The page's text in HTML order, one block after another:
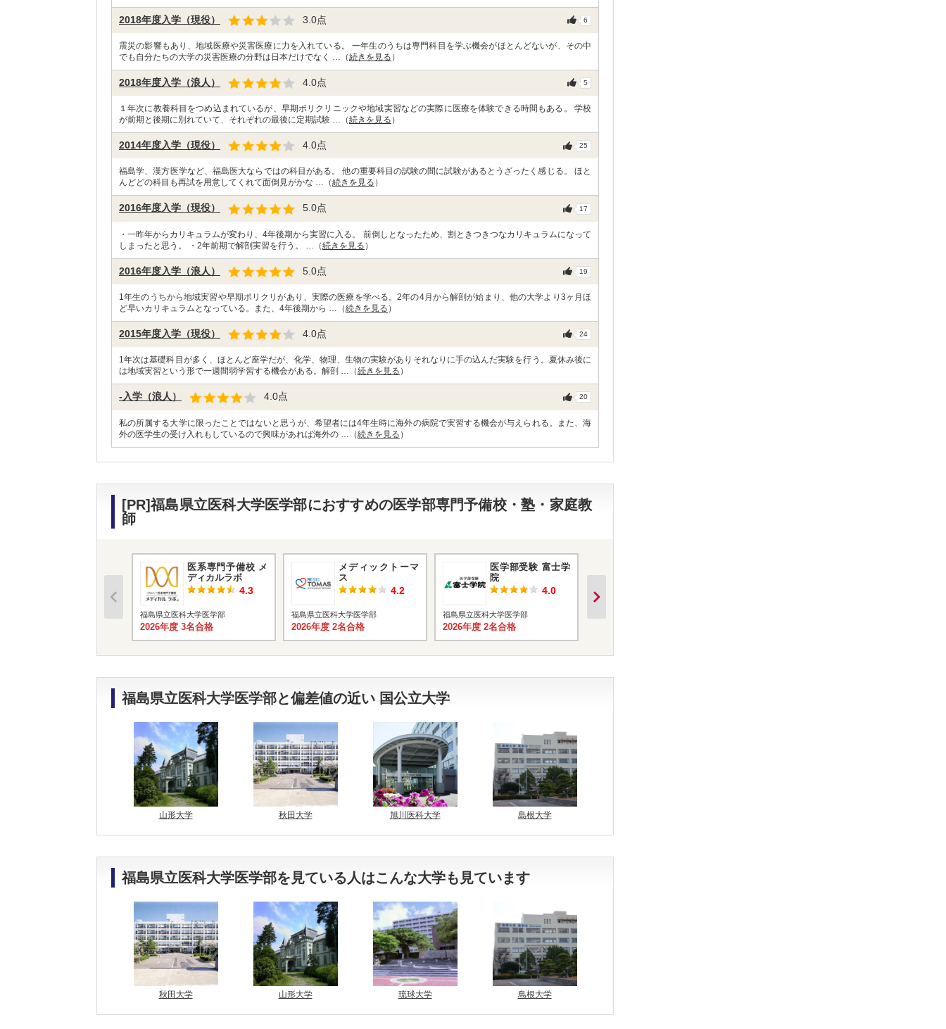
2018年度入学（現役） 3.0点 6
震災の影響もあり、地域医療や災害医療に力を入れている。 一年生のうちは専門科目を学ぶ機会がほとんどないが、その中
でも自分たちの大学の災害医療の分野は日本だけでなく …（続きを見る ）
2018年度入学（浪人） 4.0点 5
１年次に教養科目をつめ込まれているが、早期ポリクリニックや地域実習などの実際に医療を体験できる時間もある。 学校
が前期と後期に別れていて、それぞれの最後に定期試験 …（続きを見る ）
2014年度入学（現役） 4.0点 25
福島学、漢方医学など、福島医大ならではの科目がある。 他の重要科目の試験の間に試験があるとうざったく感じる。 ほと
んどどの科目も再試を用意してくれて面倒見がかな …（続きを見る ）
2016年度入学（現役） 5.0点 17
・一昨年からカリキュラムが変わり、4年後期から実習に入る。 前倒しとなったため、割ときつきつなカリキュラムになって
しまったと思う。 ・2年前期で解剖実習を行う。 …（続きを見る ）
2016年度入学（浪人） 5.0点 19
1年生のうちから地域実習や早期ポリクリがあり、実際の医療を学べる。2年の4月から解剖が始まり、他の大学より3ヶ月ほ
ど早いカリキュラムとなっている。また、4年後期から …（続きを見る ）
2015年度入学（現役） 4.0点 24
1年次は基礎科目が多く、ほとんど座学だが、化学、物理、生物の実験がありそれなりに手の込んだ実験を行う。夏休み後に
は地域実習という形で一週間弱学習する機会がある。解剖 …（続きを見る ）
-入学（浪人） 4.0点 20
私の所属する大学に限ったことではないと思うが、希望者には4年生時に海外の病院で実習する機会が与えられる。また、海
外の医学生の受け入れもしているので興味があれば海外の …（続きを見る ）
[PR]福島県立医科大学医学部におすすめの医学部専門予備校・塾・家庭教
師
医系専門予備校 メ
ディカルラボ
4.3
福島県立医科大学医学部
2026年度 3名合格
メディックトーマ
ス
4.2
福島県立医科大学医学部
2026年度 2名合格
医学部受験 富士学
院
4.0
福島県立医科大学医学部
2026年度 2名合格
福島県立医科大学医学部と偏差値の近い 国公立大学
山形大学 秋田大学 旭川医科大学 島根大学
福島県立医科大学医学部を見ている人はこんな大学も見ています
秋田大学 山形大学 琉球大学 島根大学